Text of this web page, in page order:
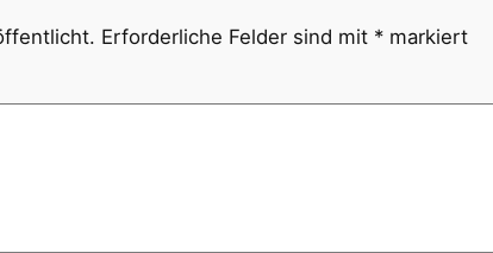
Erforderliche Felder sind mit * markiert